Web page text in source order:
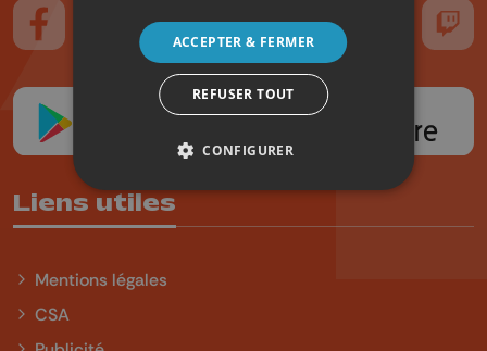
Suivez-nous sur FaceBook
Suivez-nous sur Instagram
Suivez-nous sur TikTokSuivez-nous sur YouTube
Suivez-nous
Liens utiles
Mentions légales
CSA
ACCEPTER & FERMER
REFUSER TOUT
CONFIGURER